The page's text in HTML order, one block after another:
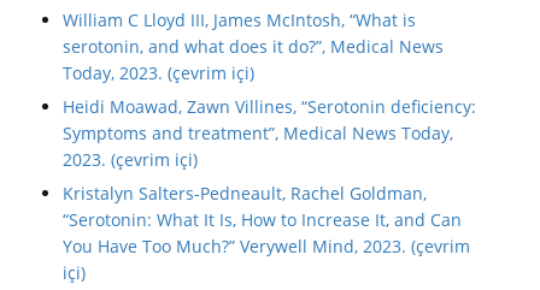
William C Lloyd III, James McIntosh, “What is
serotonin, and what does it do?”, Medical News
Today, 2023. (çevrim içi)
Heidi Moawad, Zawn Villines, “Serotonin deficiency:
Symptoms and treatment”, Medical News Today,
2023. (çevrim içi)
Kristalyn Salters-Pedneault, Rachel Goldman,
“Serotonin: What It Is, How to Increase It, and Can
You Have Too Much?” Verywell Mind, 2023. (çevrim
içi)